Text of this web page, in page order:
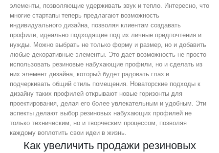
элементы, позволяющие удерживать звук и тепло. Интересно, что
многие стартапы теперь предлагают возможность
индивидуального дизайна, позволяя клиентам создавать
профили, идеально подходящие под их личные предпочтения и
нужды. Можно выбрать не только форму и размер, но и добавить
любые декоративные элементы. Это дает возможность не просто
использовать резиновые набухающие профили, но и сделать из
них элемент дизайна, который будет радовать глаз и
подчеркивать общий стиль помещения. Новаторские подходы к
дизайну таких профилей открывают новые горизонты для
проектирования, делая его более увлекательным и удобным. Эти
аспекты делают выбор резиновых набухающих профилей не
только техническим, но и творческим процессом, позволяя
каждому воплотить свои идеи в жизнь.
Как увеличить продажи резиновых